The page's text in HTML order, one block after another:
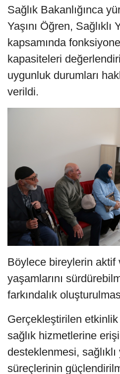
Sağlık Bakanlığınca
Yaşını Öğren, Sağlıklı
kapsamında
kapasiteleri
uygunluk durumları
verildi.
Böylece bireylerin aktif
yaşamlarını
farkındalık
Gerçekleştirilen
sağlık hizmetlerine
desteklenmesi,
süreçlerinin